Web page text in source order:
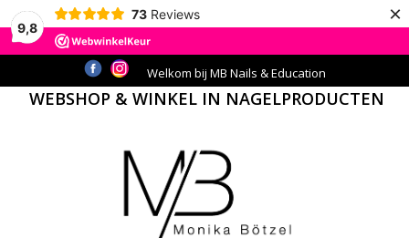
9,8
73 Reviews ×
naar
Welkom bij MB Nails & Education
WEBSHOP & WINKEL IN NAGELPRODUCTEN